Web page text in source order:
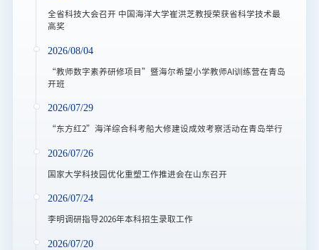
全省科技大会召开 中国海洋大学崔洪芝教授荣获省科学技术最
高奖
2026/08/04
“教师数字素养研修项目”暨海尔希望小学教师AI训练营在青岛
开班
2026/07/29
“东方红2”海洋综合科考船大修建设成效考察活动在青岛举行
2026/07/26
国家大学科技园优化重塑工作推进会在山东召开
2026/07/24
李明调研指导2026年本科招生录取工作
2026/07/20